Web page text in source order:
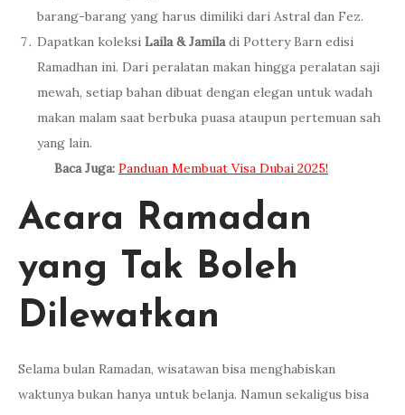
barang-barang yang harus dimiliki dari Astral dan Fez.
Dapatkan koleksi Laila & Jamila di Pottery Barn edisi
Ramadhan ini. Dari peralatan makan hingga peralatan saji
mewah, setiap bahan dibuat dengan elegan untuk wadah
makan malam saat berbuka puasa ataupun pertemuan sah
yang lain.
Baca Juga: Panduan Membuat Visa Dubai 2025!
Acara Ramadan
yang Tak Boleh
Dilewatkan
Selama bulan Ramadan, wisatawan bisa menghabiskan
waktunya bukan hanya untuk belanja. Namun sekaligus bisa